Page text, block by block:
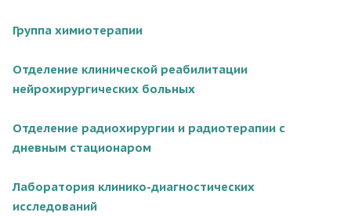
Группа химиотерапии
Отделение клинической реабилитации
нейрохирургических больных
Отделение радиохирургии и радиотерапии с
дневным стационаром
Лаборатория клинико-диагностических
исследований